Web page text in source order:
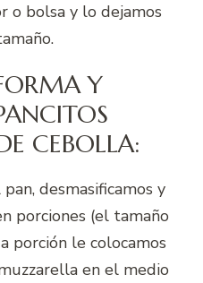
o bolsa y lo dejamos
Y
CEBOLLA:
desmasificamos y
porciones (el tamaño
porción le colocamos
en el medio